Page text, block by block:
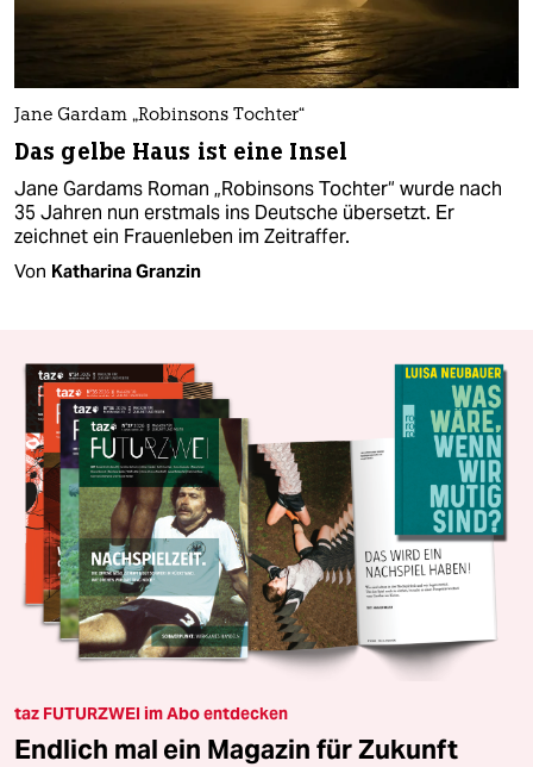
Jane Gardam „Robinsons Tochter“
Das gelbe Haus ist eine Insel
Jane Gardams Roman „Robinsons Tochter“ wurde nach
35 Jahren nun erstmals ins Deutsche übersetzt. Er
zeichnet ein Frauenleben im Zeitraffer.
Von Katharina Granzin
taz FUTURZWEI im Abo entdecken
Endlich mal ein Magazin für Zukunft